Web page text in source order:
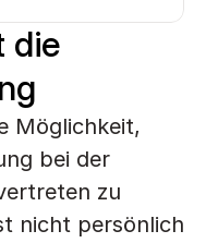
die
Möglichkeit,
bei der
zu
nicht persönlich